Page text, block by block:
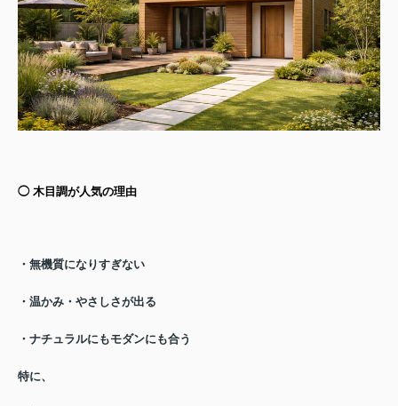
◯ 木目調が人気の理由
・無機質になりすぎない
・温かみ・やさしさが出る
・ナチュラルにもモダンにも合う
特に、